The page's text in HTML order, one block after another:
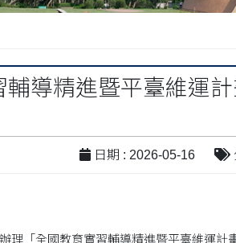
輔導精進暨平臺維運
日期 : 2026-05-16
理「全國教育實習輔導精進暨平臺維運